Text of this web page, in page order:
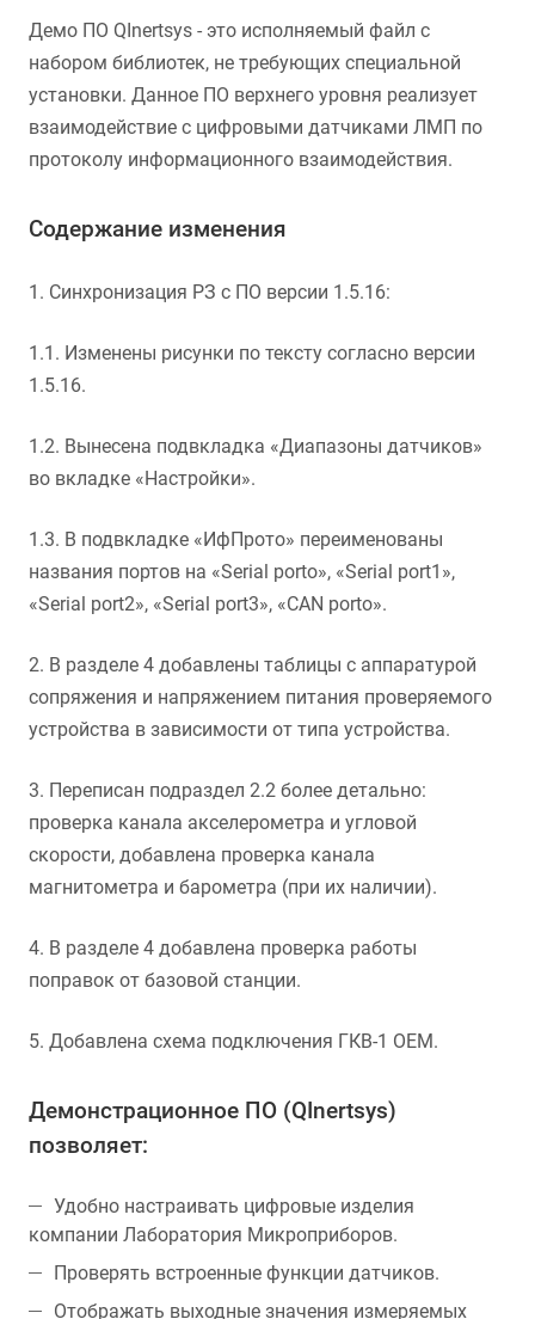
Демо ПО QInertsys - это исполняемый файл с
набором библиотек, не требующих специальной
установки. Данное ПО верхнего уровня реализует
взаимодействие с цифровыми датчиками ЛМП по
протоколу информационного взаимодействия.
Содержание изменения
1. Синхронизация РЗ с ПО версии 1.5.16:
1.1. Изменены рисунки по тексту согласно версии
1.5.16.
1.2. Вынесена подвкладка «Диапазоны датчиков»
во вкладке «Настройки».
1.3. В подвкладке «ИфПрото» переименованы
названия портов на «Serial porto», «Serial port1»,
«Serial port2», «Serial port3», «CAN porto».
2. В разделе 4 добавлены таблицы с аппаратурой
сопряжения и напряжением питания проверяемого
устройства в зависимости от типа устройства.
3. Переписан подраздел 2.2 более детально:
проверка канала акселерометра и угловой
скорости, добавлена проверка канала
магнитометра и барометра (при их наличии).
4. В разделе 4 добавлена проверка работы
поправок от базовой станции.
5. Добавлена схема подключения ГКВ-1 OEM.
Демонстрационное ПО (QInertsys)
позволяет:
Удобно настраивать цифровые изделия
компании Лаборатория Микроприборов.
Проверять встроенные функции датчиков.
Отображать выходные значения измеряемых